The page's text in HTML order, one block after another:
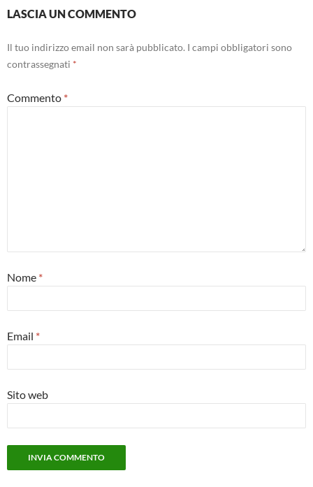
LASCIA UN COMMENTO
Il tuo indirizzo email non sarà pubblicato. I campi obbligatori sono
contrassegnati *
Commento *
Nome *
Email *
Sito web